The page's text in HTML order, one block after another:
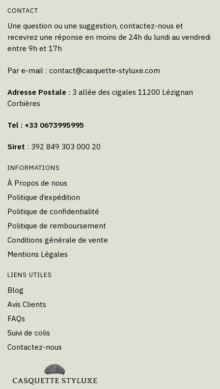
CONTACT
Une question ou une suggestion, contactez-nous et
recevrez une réponse en moins de 24h du lundi au vendredi
entre 9h et 17h
Par e-mail : contact@casquette-styluxe.com
Adresse Postale : 3 allée des cigales 11200 Lézignan
Corbières
Tel : +33 0673995995
Siret : 392 849 303 000 20
INFORMATIONS
À Propos de nous
Politique d’expédition
Politique de confidentialité
Politique de remboursement
Conditions générale de vente
Mentions Légales
LIENS UTILES
Blog
Avis Clients
FAQs
Suivi de colis
Contactez-nous